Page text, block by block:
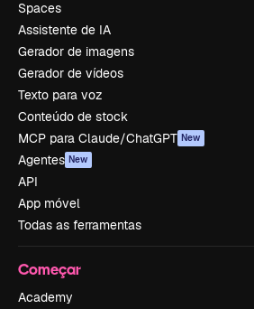
Spaces
Assistente de IA
Gerador de imagens
Gerador de vídeos
Texto para voz
Conteúdo de stock
MCP para Claude/ChatGPT New
Agentes New
API
App móvel
Todas as ferramentas
Começar
Academy